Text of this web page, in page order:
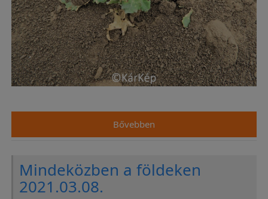
Bővebben
Mindeközben a földeken
2021.03.08.